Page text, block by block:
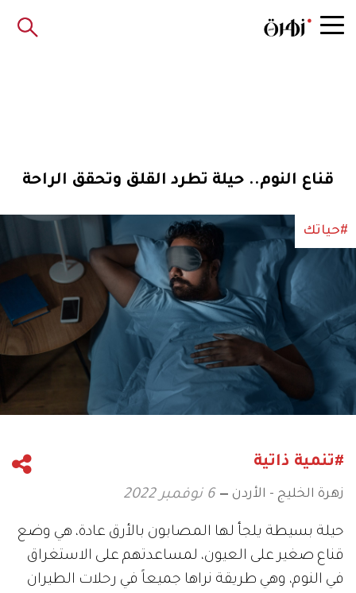
قناع النوم.. حيلة تطرد القلق وتحقق الراحة
#حياتك
#تنمية ذاتية
زهرة الخليج - الأردن 6 نوفمبر 2022
حيلة بسيطة يلجأ لها المصابون بالأرق عادة، هي وضع
قناع صغير على العيون، لمساعدتهم على الاستغراق
في النوم، وهي طريقة نراها جميعاً في رحلات الطيران